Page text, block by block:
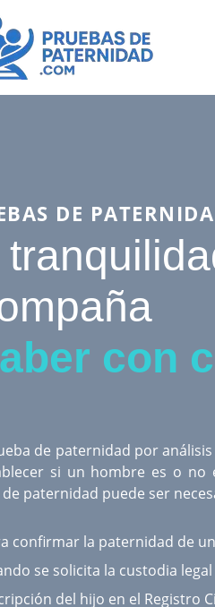
DE
con
de paternidad por análisis
si un hombre es o no
paternidad puede ser
confirmar la paternidad de
se solicita la custodia
del hijo en el Registro